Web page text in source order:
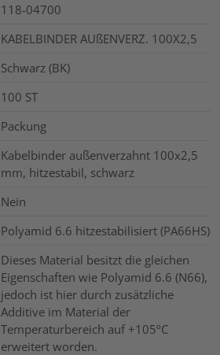
118-04700
KABELBINDER AUßENVERZ. 100X2,5
Schwarz (BK)
100 ST
Packung
Kabelbinder außenverzahnt 100x2,5
mm, hitzestabil, schwarz
Nein
Polyamid 6.6 hitzestabilisiert (PA66HS)
Dieses Material besitzt die gleichen
Eigenschaften wie Polyamid 6.6 (N66),
jedoch ist hier durch zusätzliche
Additive im Material der
Temperaturbereich auf +105ºC
erweitert worden.